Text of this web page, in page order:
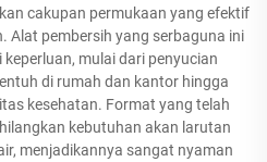
cakupan permukaan yang efektif
Alat pembersih yang serbaguna ini
mulai dari penyucian
di rumah dan kantor hingga
kesehatan. Format yang telah
kebutuhan akan larutan
menjadikannya sangat nyaman